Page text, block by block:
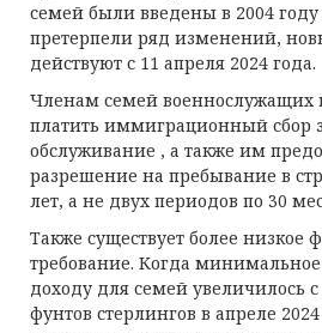
семей были введены в 2004 году
претерпели ряд изменений,
действуют с 11 апреля 2024 года.
Членам семей военнослужащих
платить иммиграционный сбор
обслуживание , а также им
разрешение на пребывание в
лет, а не двух периодов по 30
Также существует более низкое
требование. Когда
доходу для семей увеличилось с
фунтов стерлингов в апреле